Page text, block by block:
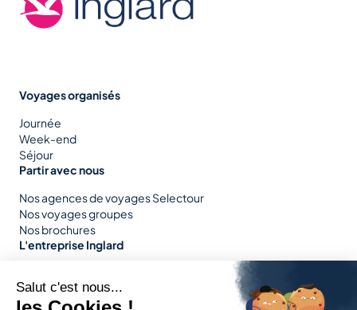
Voyages organisés
Journée
Week-end
Séjour
Partir avec nous
Nos agences de voyages Selectour
Nos voyages groupes
Nos brochures
L'entreprise Inglard
Nos engagements
Notre parc